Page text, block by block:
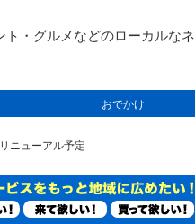
・グルメなどのローカルなネ
おでかけ
ニューアル予定